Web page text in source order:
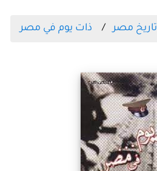
تاريخ مصر ذات يوم في مصر